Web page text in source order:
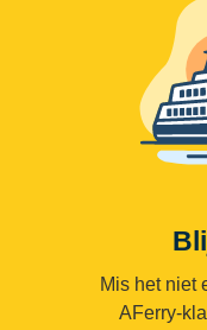
Mis het niet
AFerry-